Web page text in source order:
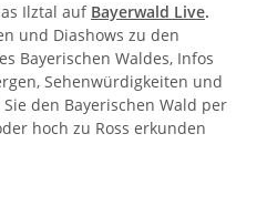
Ilztal auf Bayerwald Live.
und Diashows zu den
Bayerischen Waldes, Infos
Sehenwürdigkeiten und
den Bayerischen Wald per
hoch zu Ross erkunden